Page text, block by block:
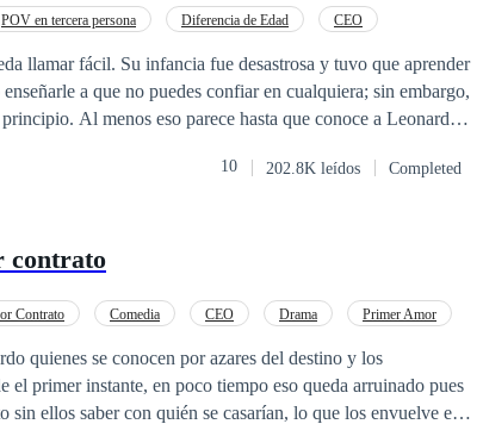
POV en tercera persona Diferencia de Edad
CEO
llamar fácil. Su infancia fue desastrosa y tuvo que aprender
a que no puedes confiar en cualquiera; sin embargo,
Al menos eso parece hasta que conoce a Leonardo.
vienen con ella. Pero sin importar lo que quiera, jamás se
10 202.8K leídos Completed
contrato
Contrato Comedia CEO Drama Primer Amor
quienes se conocen por azares del destino y los
el primer instante, en poco tiempo eso queda arruinado pues
sin ellos saber con quién se casarían, lo que los envuelve en